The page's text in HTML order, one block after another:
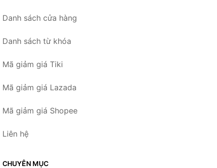
Danh sách cửa hàng
Danh sách từ khóa
Mã giảm giá Tiki
Mã giảm giá Lazada
Mã giảm giá Shopee
Liên hệ
CHUYÊN MỤC